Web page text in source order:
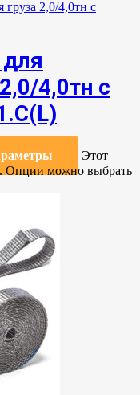
4,0тн с
Этот
Опции можно выбрать